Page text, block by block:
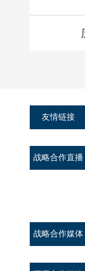
友情链接
战略合作直播
战略合作媒体